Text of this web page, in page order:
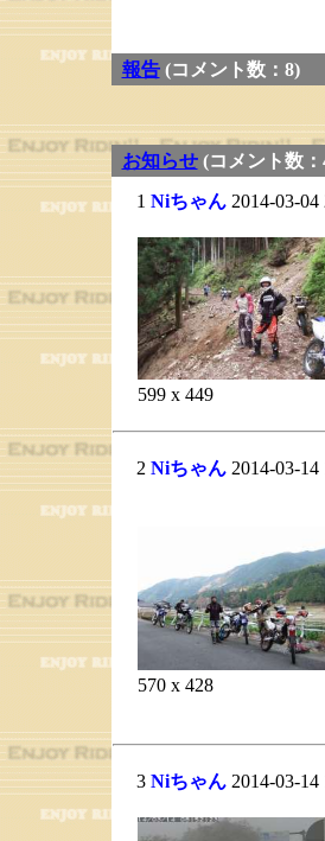
報告(コメント数：8)
お知らせ(コメント数：
1 Niちゃん2014-03-
599 x 449
2 Niちゃん2014-03-
570 x 428
3 Niちゃん2014-03-